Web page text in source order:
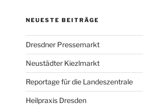
NEUESTE BEITRÄGE
Dresdner Pressemarkt
Neustädter Kiezlmarkt
Reportage für die Landeszentrale
Heilpraxis Dresden